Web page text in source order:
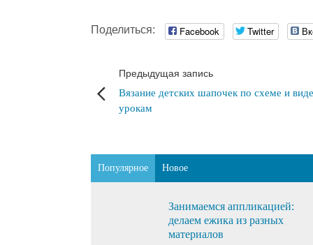
Поделиться: Facebook Twitter
Предыдущая запись
Вязание детских шапочек по схеме и
урокам
Популярное Новое
Занимаемся аппликацией:
делаем ежика из разных
материалов